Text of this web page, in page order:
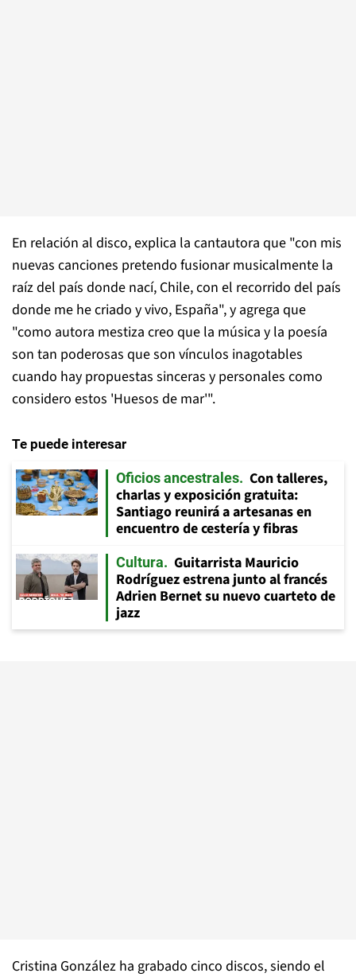
En relación al disco, explica la cantautora que "con mis
nuevas canciones pretendo fusionar musicalmente la
raíz del país donde nací, Chile, con el recorrido del país
donde me he criado y vivo, España", y agrega que
"como autora mestiza creo que la música y la poesía
son tan poderosas que son vínculos inagotables
cuando hay propuestas sinceras y personales como
considero estos 'Huesos de mar'".
Te puede interesar
Oficios ancestrales
Con talleres,
charlas y exposición gratuita:
Santiago reunirá a artesanas en
encuentro de cestería y fibras
Cultura
Guitarrista Mauricio
Rodríguez estrena junto al francés
Adrien Bernet su nuevo cuarteto de
jazz
Cristina González ha grabado cinco discos, siendo el